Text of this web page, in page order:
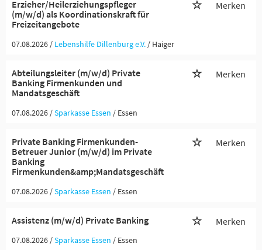
Erzieher/Heilerziehungspfleger
(m/w/d) als Koordinationskraft für
Freizeitangebote
Merken
07.08.2026 / Lebenshilfe Dillenburg e.V. / Haiger
Abteilungsleiter (m/w/d) Private
Banking Firmenkunden und
Mandatsgeschäft
Merken
07.08.2026 /Sparkasse Essen / Essen
Private Banking Firmenkunden-
Betreuer Junior (m/w/d) im Private
Banking
Firmenkunden&amp;Mandatsgeschäft
Merken
07.08.2026 /Sparkasse Essen / Essen
Assistenz (m/w/d) Private Banking Merken
07.08.2026 /Sparkasse Essen / Essen